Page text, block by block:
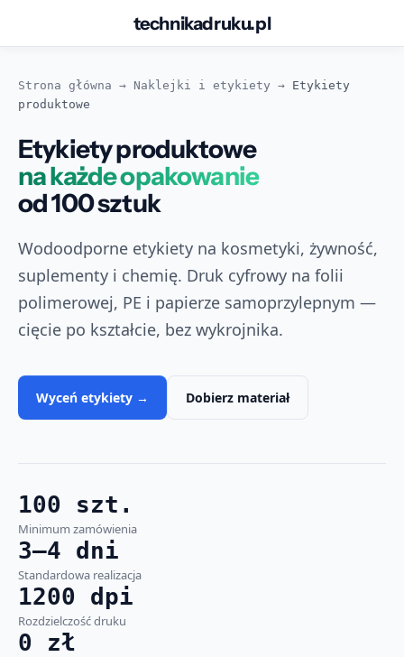
treści
Strona główna → Naklejki i etykiety → Etykiety
produktowe
Etykiety produktowe
na każde opakowanie
od 100 sztuk
Wodoodporne etykiety na kosmetyki, żywność,
suplementy i chemię. Druk cyfrowy na folii
polimerowej, PE i papierze samoprzylepnym —
cięcie po kształcie, bez wykrojnika.
Wyceń etykiety → Dobierz materiał
100 szt.
Minimum zamówienia
3–4 dni
Standardowa realizacja
1200 dpi
Rozdzielczość druku
0 zł
technikadruku.pl